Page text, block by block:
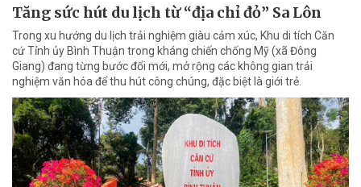
Tăng sức hút du lịch từ “địa chỉ đỏ” Sa Lôn
Trong xu hướng du lịch trải nghiệm giàu cảm xúc, Khu di tích Căn
cứ Tỉnh ủy Bình Thuận trong kháng chiến chống Mỹ (xã Đông
Giang) đang từng bước đổi mới, mở rộng các không gian trải
nghiệm văn hóa để thu hút công chúng, đặc biệt là giới trẻ.